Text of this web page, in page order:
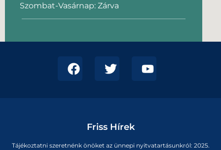
Szombat-Vasárnap: Zárva
Friss Hírek
Tájékoztatni szeretnénk önöket az ünnepi nyitvatartásunkról: 2025.